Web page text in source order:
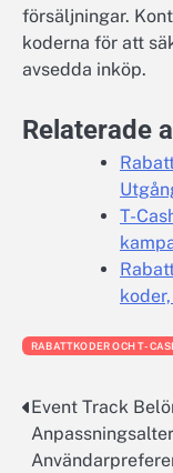
försäljningar.
koderna för att
avsedda inköp.
Relaterade
T-
RABATTKODER OCH T-
Post
navigation
Event Track